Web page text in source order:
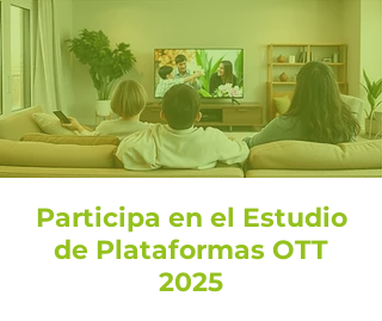
Participa en el Estudio
de Plataformas OTT
2025